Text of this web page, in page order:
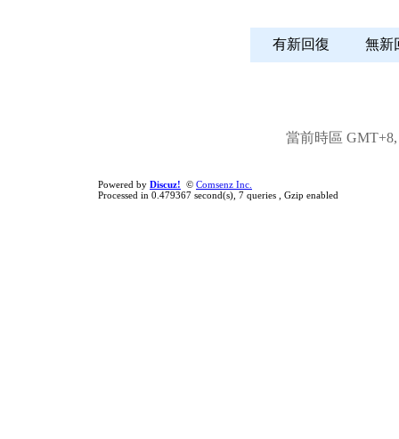
有新回復 無
當前時區 GMT+8,
Powered by Discuz! © Comsenz Inc.
Processed in 0.479367 second(s), 7 queries , Gzip enabled